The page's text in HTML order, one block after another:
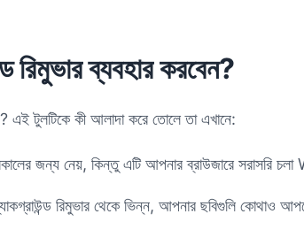
রিমুভার ব্যবহার করবেন?
এই টুলটিকে কী আলাদা করে তোলে তা এখানে:
জন্য নেয়, কিন্তু এটি আপনার ব্রাউজারে সরাসরি
রিমুভার থেকে ভিন্ন, আপনার ছবিগুলি